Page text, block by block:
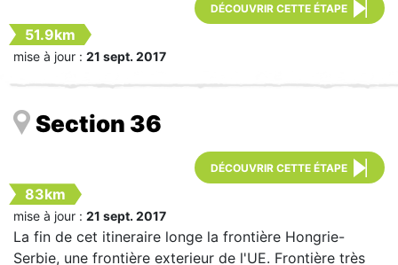
DÉCOUVRIR CETTE ÉTAPE
51.9km
mise à jour : 21 sept. 2017
Section 36
DÉCOUVRIR CETTE ÉTAPE
83km
mise à jour : 21 sept. 2017
La fin de cet itineraire longe la frontière Hongrie-
Serbie, une frontière exterieur de l'UE. Frontière très